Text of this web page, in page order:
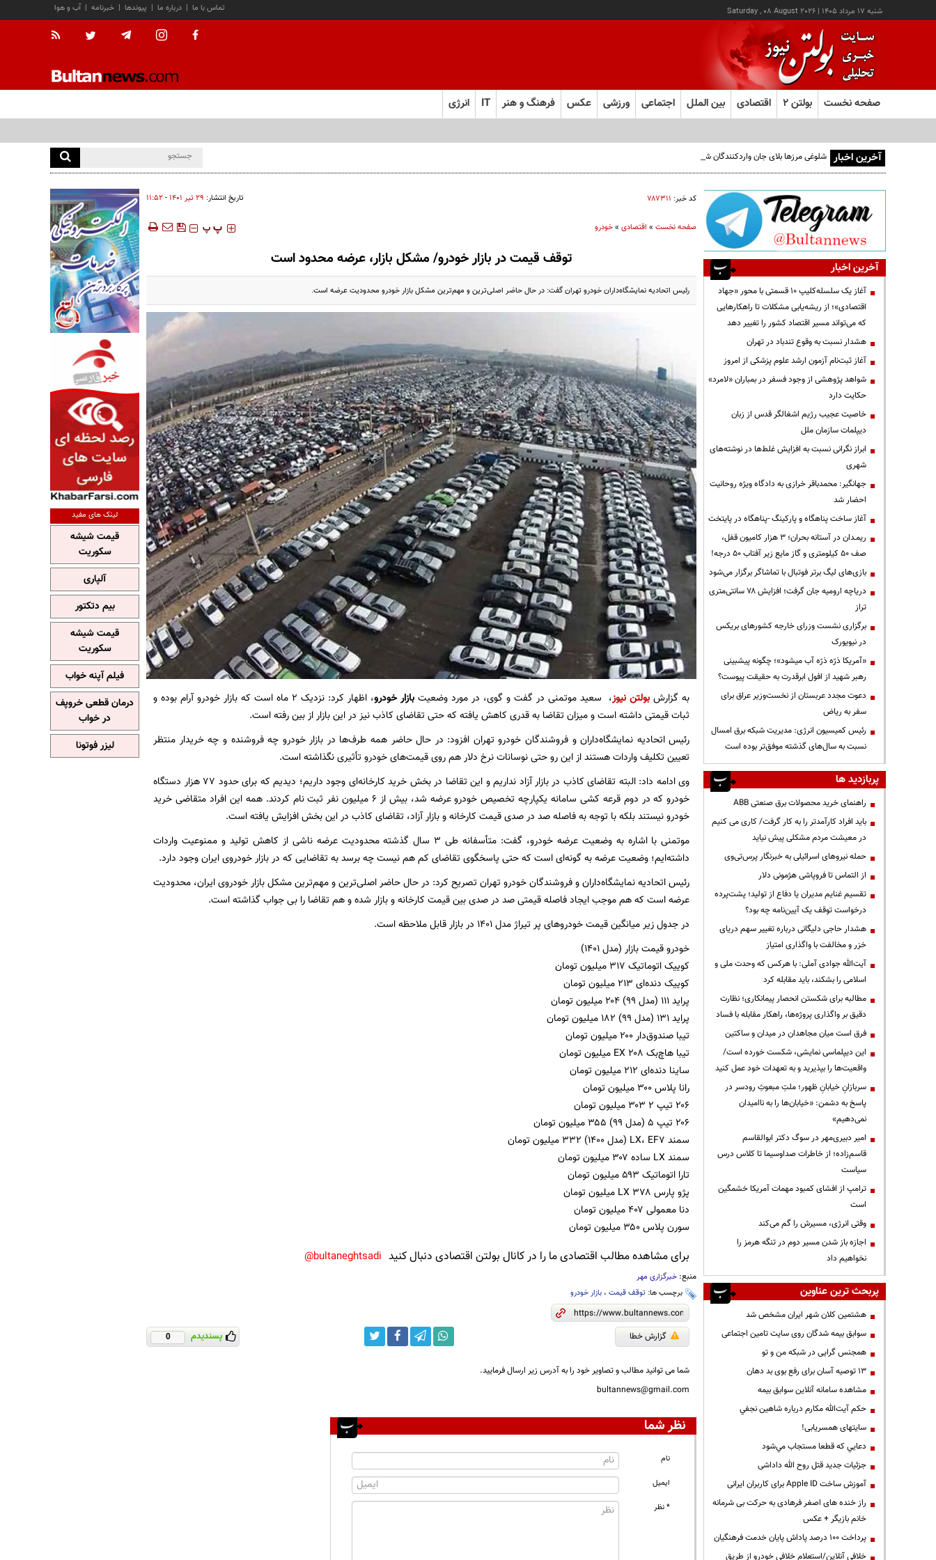
شنبه ۱۷ مرداد ۱۴۰۵ |
Saturday , 08 August 2026 آب و هوا | خبرنامه | پیوندها | درباره ما | تماس با ما
صفحه نخست بولتن ۲ اقتصادی بین الملل اجتماعی ورزشی عکس فرهنگ و هنر IT انرژی
آخرین اخبار شلوغی مرزها بلای جان واردکنندگان شده است
کد خبر: ۷۸۷۳۱۱ تاریخ انتشار: ۲۹ تير ۱۴۰۱ - ۱۱:۵۲
صفحه نخست» اقتصادی»خودرو ‍‍‍ پ پ
توقف قیمت در بازار خودرو/ مشکل بازار، عرضه محدود است
رئیس اتحادیه نمایشگاه‌داران خودرو تهران گفت: در حال حاضر اصلی‌ترین و مهم‌ترین مشکل بازار خودرو محدودیت عرضه است.
به گزارش بولتن نیوز، سعید موتمنی در گفت و گوی، در مورد وضعیت بازار خودرو
، اظهار کرد: نزدیک ۲ ماه است که بازار خودرو آرام بوده و
ثبات قیمتی داشته است و میزان تقاضا به قدری کاهش یافته که حتی تقاضای کاذب نیز در این بازار از بین رفته است.
رئیس اتحادیه نمایشگاه‌داران و فروشندگان خودرو تهران افزود: در حال حاضر همه طرف‌ها در بازار خودرو چه فروشنده و چه خریدار منتظر
تعیین تکلیف واردات هستند از این رو حتی نوسانات نرخ دلار هم روی قیمت‌های خودرو تأثیری نگذاشته است.
وی ادامه داد: البته تقاضای کاذب در بازار آزاد نداریم و این تقاضا در بخش خرید کارخانه‌ای وجود داریم؛ دیدیم که برای حدود ۷۷ هزار دستگاه
خودرو که در دوم قرعه کشی سامانه یکپارچه تخصیص خودرو عرضه شد، بیش از ۶ میلیون نفر ثبت نام کردند. همه این افراد متقاضی خرید
خودرو نیستند بلکه با توجه به فاصله صد در صدی قیمت کارخانه و بازار آزاد، تقاضای کاذب در این بخش افزایش یافته است.
موتمنی با اشاره به وضعیت عرضه خودرو، گفت: متأسفانه طی ۳ سال گذشته محدودیت عرضه ناشی از کاهش تولید و ممنوعیت واردات
داشته‌ایم؛ وضعیت عرضه به گونه‌ای است که حتی پاسخگوی تقاضای کم هم نیست چه برسد به تقاضایی که در بازار خودروی ایران وجود دارد.
رئیس اتحادیه نمایشگاه‌داران و فروشندگان خودرو تهران تصریح کرد: در حال حاضر اصلی‌ترین و مهم‌ترین مشکل بازار خودروی ایران، محدودیت
عرضه است که هم موجب ایجاد فاصله قیمتی صد در صدی بین قیمت کارخانه و بازار شده و هم تقاضا را بی جواب گذاشته است.
در جدول زیر میانگین قیمت خودروهای پر تیراژ مدل ۱۴۰۱ در بازار قابل ملاحظه است.
خودرو قیمت بازار (مدل ۱۴۰۱)
کوییک اتوماتیک ۳۱۷ میلیون تومان
کوییک دنده‌ای ۲۱۳ میلیون تومان
پراید ۱۱۱ (مدل ۹۹) ۲۰۴ میلیون تومان
پراید ۱۳۱ (مدل ۹۹) ۱۸۲ میلیون تومان
تیبا صندوق‌دار ۲۰۰ میلیون تومان
تیبا هاچ‌بک EX ۲۰۸ میلیون تومان
ساینا دنده‌ای ۲۱۲ میلیون تومان
رانا پلاس ۳۰۰ میلیون تومان
۲۰۶ تیپ ۲ ۳۰۳ میلیون تومان
۲۰۶ تیپ ۵ (مدل ۹۹) ۳۵۵ میلیون تومان
سمند LX، EF۷ (مدل ۱۴۰۰) ۳۳۲ میلیون تومان
سمند LX ساده ۳۰۷ میلیون تومان
تارا اتوماتیک ۵۹۳ میلیون تومان
پژو پارس LX ۳۷۸ میلیون تومان
دنا معمولی ۴۰۷ میلیون تومان
سورن پلاس ۳۵۰ میلیون تومان
برای مشاهده مطالب اقتصادی ما را در کانال بولتن اقتصادی دنبال کنید bultaneghtsadi@
منبع: خبرگزاری مهر
برچسب ها: توقف قیمت، بازار خودرو
گزارش خطا پسندیدم 0
شما می توانید مطالب و تصاویر خود را به آدرس زیر ارسال فرمایید.
bultannews@gmail.com
نظر شما
نام
ایمیل
* نظر
آخرین اخبار
آغاز یک سلسله‌کلیپ ۱۰ قسمتی با محور «جهاد
اقتصادی»؛ از ریشه‌یابی مشکلات تا راهکارهایی
که می‌تواند مسیر اقتصاد کشور را تغییر دهد
هشدار نسبت به وقوع تندباد در تهران
آغاز ثبت‌نام آزمون ارشد علوم پزشکی از امروز
شواهد پژوهشی از وجود فسفر در بمباران «لامرد»
حکایت دارد
خاصیت عجیب رژیم اشغالگر قدس از زبان
دیپلمات سازمان ملل
ابراز نگرانی نسبت به افزایش غلط‌ها در نوشته‌های
شهری
جهانگیر: محمدباقر خرازی به دادگاه ویژه روحانیت
احضار شد
آغاز ساخت پناهگاه و پارکینگ -پناهگاه در پایتخت
ریمـدان در آستانه بحران؛ ۳ هزار کامیون قفل،
صف ۵۰ کیلومتری و گاز مایع زیر آفتاب ۵۰ درجه!
بازی‌های لیگ برتر فوتبال با تماشاگر برگزار می‌شود
دریاچه ارومیه جان گرفت؛ افزایش ۷۸ سانتی‌متری
تراز
برگزاری نشست وزرای خارجه کشورهای بریکس
در نیویورک
«آمریکا ذرّه ذرّه آب میشود»؛ چگونه پیشبینی
رهبر شهید از افول ابرقدرت به حقیقت پیوست؟
دعوت مجدد عربستان از نخست‌وزیر عراق برای
سفر به ریاض
رئیس کمیسیون انرژی: مدیریت شبکه برق امسال
نسبت به سال‌های گذشته موفق‌تر بوده است
پربازدید ها
راهنمای خرید محصولات برق صنعتی ABB
باید افراد کارآمدتر را به کار گرفت/ کاری می کنیم
در معیشت مردم مشکلی پیش نیاید
حمله نیروهای اسرائیلی به خبرنگار پرس‌تی‌وی
از التماس تا فروپاشی هژمونی دلار
تقسیم غنایم مدیران یا دفاع از تولید؛ پشت‌پرده
درخواست توقف یک آیین‌نامه چه بود؟
هشدار حاجی دلیگانی درباره تغییر سهم دریای
خزر و مخالفت با واگذاری امتیاز
آیت‌الله جوادی آملی: با هرکس که وحدت ملی و
اسلامی را بشکند، باید مقابله کرد
مطالبه برای شکستن انحصار پیمانکاری؛ نظارت
دقیق بر واگذاری پروژه‌ها، راهکار مقابله با فساد
فرق است میان مجاهدان در میدان و ساکتین
این دیپلماسی نمایشی، شکست خورده است/
واقعیت‌ها را بپذیرید و به تعهدات خود عمل کنید
سربازانِ خیابانِ ظهور؛ ملتِ مبعوثِ رودسر در
پاسخ به دشمن: «خیابان‌ها را به ناامیدان
نمی‌دهیم»
امیر دبیری‌مهر در سوگ دکتر ابوالقاسم
قاسم‌زاده؛ از خاطرات صداوسیما تا کلاس درس
سیاست
ترامپ از افشای کمبود مهمات آمریکا خشمگین
است
وقتی انرژی، مسیرش را گم می‌کند
اجازه باز شدن مسیر دوم در تنگه هرمز را
نخواهیم داد
پربحث ترین عناوین
هشتمین کلان شهر ایران مشخص شد
سوابق بیمه شدگان روی سایت تامین اجتماعی
همجنس گرایی در شبکه من و تو
13 توصیه آسان برای رفع بوی بد دهان
مشاهده سامانه آنلاين سوابق بیمه
حكم آيت‌الله مكارم درباره شاهين نجفي
سایتهای همسریابی!
دعايي كه قطعا مستجاب مي‌شود
جزئیات جدید قتل روح الله داداشی
آموزش ساخت Apple ID برای کاربران ایرانی
راز خنده های اصغر فرهادی به حرکت بی شرمانه
خانم بازیگر + عکس
پرداخت ۱۰۰ درصد پاداش پایان خدمت فرهنگیان
خلافی آنلاین/استعلام خلافی خودرو از طریق
لینک های مفید
قیمت شیشه
سکوریت
آلپاری
بیم دتکتور
قیمت شیشه
سکوریت
فیلم آپنه خواب
درمان قطعی خروپف
در خواب
لیزر فوتونا